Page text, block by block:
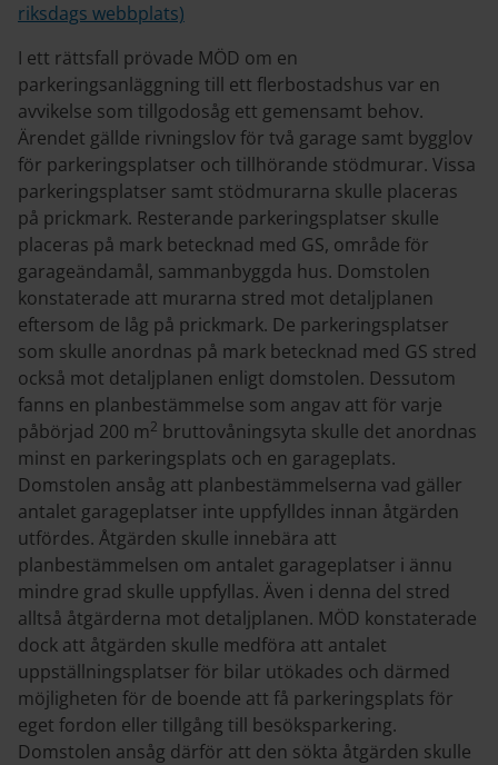
riksdags webbplats)
I ett rättsfall prövade MÖD om en
parkeringsanläggning till ett flerbostadshus var en
avvikelse som tillgodosåg ett gemensamt behov.
Ärendet gällde rivningslov för två garage samt bygglov
för parkeringsplatser och tillhörande stödmurar. Vissa
parkeringsplatser samt stödmurarna skulle placeras
på prickmark. Resterande parkeringsplatser skulle
placeras på mark betecknad med GS, område för
garageändamål, sammanbyggda hus. Domstolen
konstaterade att murarna stred mot detaljplanen
eftersom de låg på prickmark. De parkeringsplatser
som skulle anordnas på mark betecknad med GS stred
också mot detaljplanen enligt domstolen. Dessutom
fanns en planbestämmelse som angav att för varje
påbörjad 200 m2 bruttovåningsyta skulle det anordnas
minst en parkeringsplats och en garageplats.
Domstolen ansåg att planbestämmelserna vad gäller
antalet garageplatser inte uppfylldes innan åtgärden
utfördes. Åtgärden skulle innebära att
planbestämmelsen om antalet garageplatser i ännu
mindre grad skulle uppfyllas. Även i denna del stred
alltså åtgärderna mot detaljplanen. MÖD konstaterade
dock att åtgärden skulle medföra att antalet
uppställningsplatser för bilar utökades och därmed
möjligheten för de boende att få parkeringsplats för
eget fordon eller tillgång till besöksparkering.
Domstolen ansåg därför att den sökta åtgärden skulle